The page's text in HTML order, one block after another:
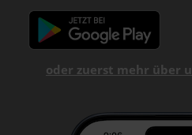
oder zuerst mehr über